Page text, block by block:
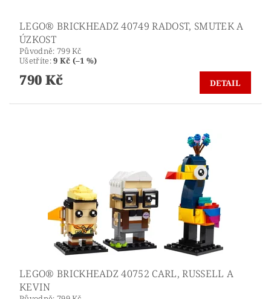
LEGO® BRICKHEADZ 40749 RADOST, SMUTEK A
ÚZKOST
Původně: 799 Kč
Ušetříte:9 Kč (–1 %)
790 Kč DETAIL
LEGO® BRICKHEADZ 40752 CARL, RUSSELL A
KEVIN